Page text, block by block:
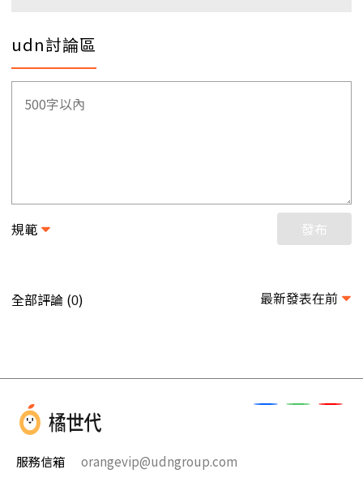
udn討論區
規範 發布
全部評論 (0) 最新發表在前
服務信箱
orangevip@udngroup.com